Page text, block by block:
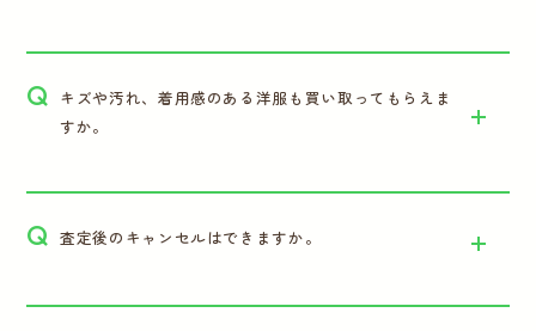
Q キズや汚れ、着用感のある洋服も買い取ってもらえま
すか。
Q 査定後のキャンセルはできますか。